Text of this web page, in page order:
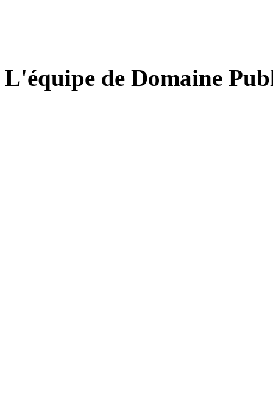
L'équipe de Domaine